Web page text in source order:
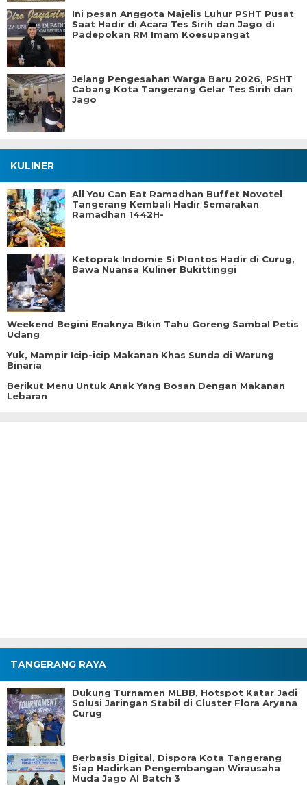
Ini pesan Anggota Majelis Luhur PSHT Pusat
Saat Hadir di Acara Tes Sirih dan Jago di
Padepokan RM Imam Koesupangat
Jelang Pengesahan Warga Baru 2026, PSHT
Cabang Kota Tangerang Gelar Tes Sirih dan
Jago
KULINER
All You Can Eat Ramadhan Buffet Novotel
Tangerang Kembali Hadir Semarakan
Ramadhan 1442H-
Ketoprak Indomie Si Plontos Hadir di Curug,
Bawa Nuansa Kuliner Bukittinggi
Weekend Begini Enaknya Bikin Tahu Goreng Sambal Petis
Udang
Yuk, Mampir Icip-icip Makanan Khas Sunda di Warung
Binaria
Berikut Menu Untuk Anak Yang Bosan Dengan Makanan
Lebaran
TANGERANG RAYA
Dukung Turnamen MLBB, Hotspot Katar Jadi
Solusi Jaringan Stabil di Cluster Flora Aryana
Curug
Berbasis Digital, Dispora Kota Tangerang
Siap Hadirkan Pengembangan Wirausaha
Muda Jago AI Batch 3